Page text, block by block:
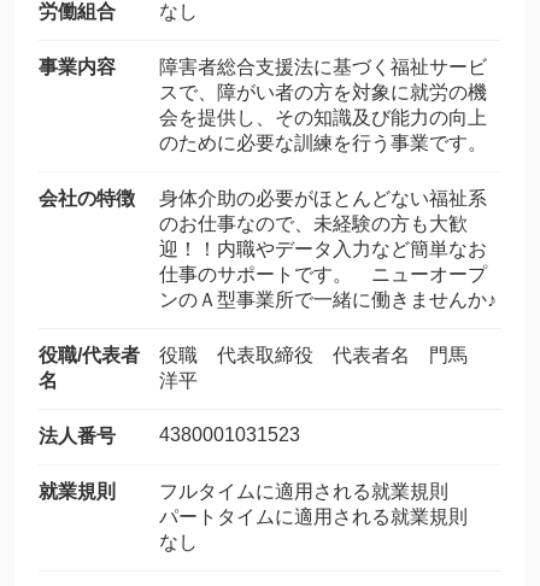
労働組合 なし
事業内容
障害者総合支援法に基づく福祉サービ
スで、障がい者の方を対象に就労の機
会を提供し、その知識及び能力の向上
のために必要な訓練を行う事業です。
会社の特徴
身体介助の必要がほとんどない福祉系
のお仕事なので、未経験の方も大歓
迎！！内職やデータ入力など簡単なお
仕事のサポートです。 ニューオープ
ンのＡ型事業所で一緒に働きませんか♪
役職/代表者
名
役職 代表取締役 代表者名 門馬
洋平
法人番号 4380001031523
就業規則
フルタイムに適用される就業規則
パートタイムに適用される就業規則
なし